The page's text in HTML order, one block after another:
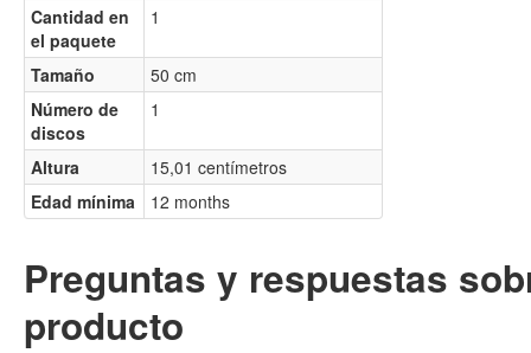
Cantidad en
el paquete
1
Tamaño
50 cm
Número de
discos
1
Altura
15,01 centímetros
Edad mínima
12 months
Preguntas y respuestas
producto